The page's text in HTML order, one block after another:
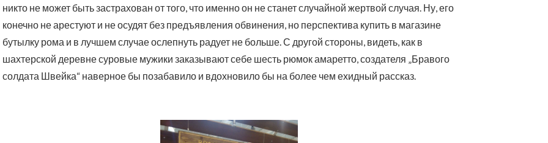
никто не может быть застрахован от того, что именно он не станет случайной жертвой случая. Ну, его
конечно не арестуют и не осудят без предъявления обвинения, но перспектива купить в магазине
бутылку рома и в лучшем случае ослепнуть радует не больше. С другой стороны, видеть, как в
шахтерской деревне суровые мужики заказывают себе шесть рюмок амаретто, создателя „Бравого
солдата Швейка“ наверное бы позабавило и вдохновило бы на более чем ехидный рассказ.